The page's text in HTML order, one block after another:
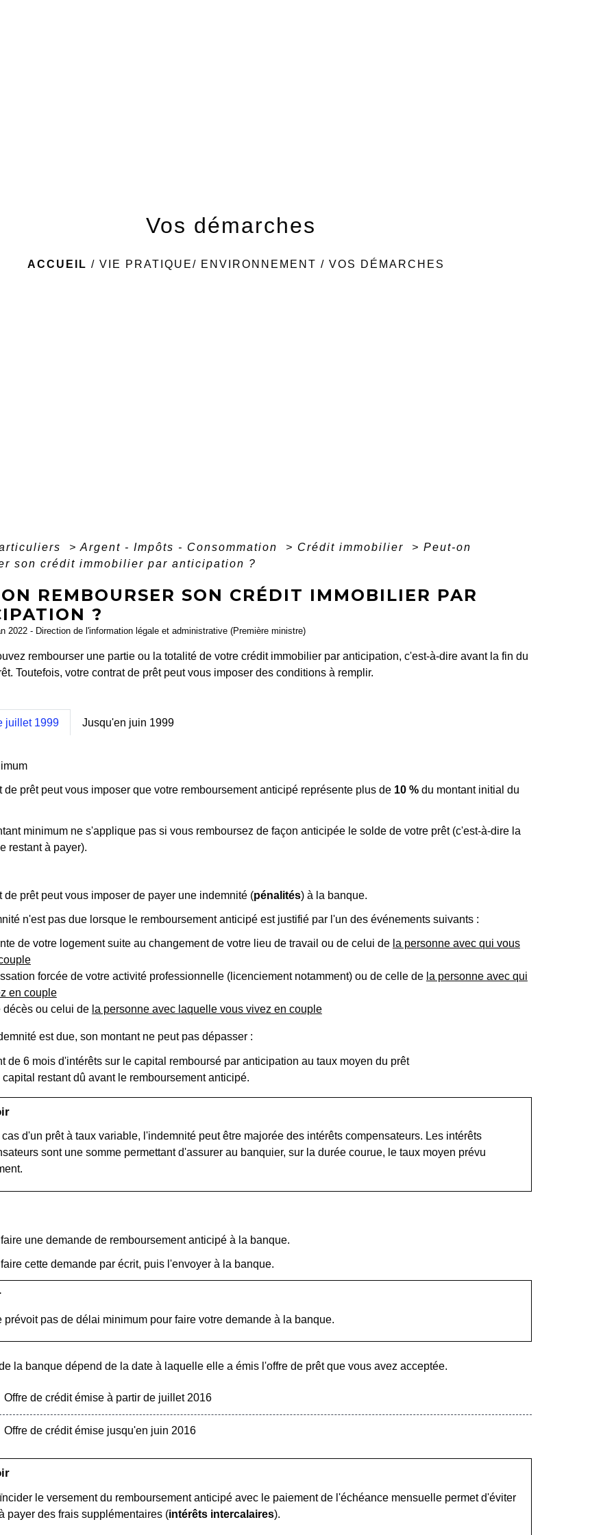
Vos démarches
ACCUEIL /VIE PRATIQUE/ ENVIRONNEMENT /VOS DÉMARCHES
> Argent - Impôts - Consommation > Crédit immobilier > Peut-on
son crédit immobilier par anticipation ?
REMBOURSER SON CRÉDIT IMMOBILIER PAR
?
2022 - Direction de l'information légale et administrative (Première ministre)
rembourser une partie ou la totalité de votre crédit immobilier par anticipation, c'est-à-dire avant la fin du
Toutefois, votre contrat de prêt peut vous imposer des conditions à remplir.
juillet 1999 Jusqu'en juin 1999
de prêt peut vous imposer que votre remboursement anticipé représente plus de 10 %du montant initial du
minimum ne s'applique pas si vous remboursez de façon anticipée le solde de votre prêt (c'est-à-dire la
restant à payer).
de prêt peut vous imposer de payer une indemnité (pénalités) à la banque.
n'est pas due lorsque le remboursement anticipé est justifié par l'un des événements suivants :
de votre logement suite au changement de votre lieu de travail ou de celui de la personne avec qui vous
forcée de votre activité professionnelle (licenciement notamment) ou de celle de la personne avec qui
en couple
décès ou celui de la personne avec laquelle vous vivez en couple
est due, son montant ne peut pas dépasser :
de 6 mois d'intérêts sur le capital remboursé par anticipation au taux moyen du prêt
restant dû avant le remboursement anticipé.
d'un prêt à taux variable, l'indemnité peut être majorée des intérêts compensateurs. Les intérêts
sont une somme permettant d'assurer au banquier, sur la durée courue, le taux moyen prévu
une demande de remboursement anticipé à la banque.
cette demande par écrit, puis l'envoyer à la banque.
prévoit pas de délai minimum pour faire votre demande à la banque.
la banque dépend de la date à laquelle elle a émis l'offre de prêt que vous avez acceptée.
Offre de crédit émise à partir de juillet 2016
Offre de crédit émise jusqu'en juin 2016
le versement du remboursement anticipé avec le paiement de l'échéance mensuelle permet d'éviter
payer des frais supplémentaires (intérêts intercalaires).